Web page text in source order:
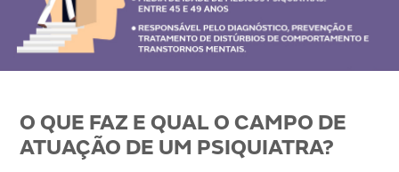
O QUE FAZ E QUAL O CAMPO DE
ATUAÇÃO DE UM PSIQUIATRA?